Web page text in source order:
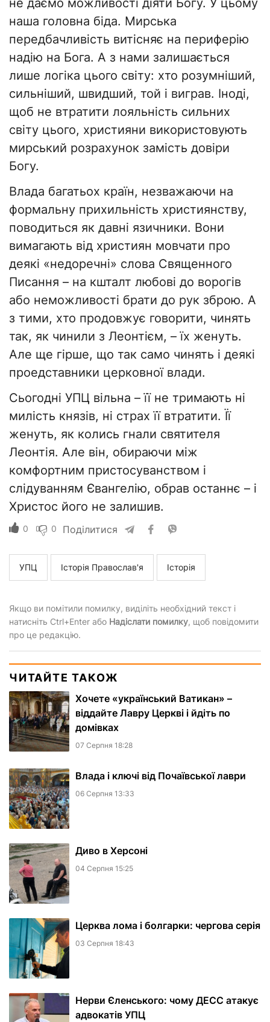
не даємо можливості діяти Богу. У цьому
наша головна біда. Мирська
передбачливість витісняє на периферію
надію на Бога. А з нами залишається
лише логіка цього світу: хто розумніший,
сильніший, швидший, той і виграв. Іноді,
щоб не втратити лояльність сильних
світу цього, християни використовують
мирський розрахунок замість довіри
Богу.
Влада багатьох країн, незважаючи на
формальну прихильність християнству,
поводиться як давні язичники. Вони
вимагають від християн мовчати про
деякі «недоречні» слова Священного
Писання – на кшталт любові до ворогів
або неможливості брати до рук зброю. А
з тими, хто продовжує говорити, чинять
так, як чинили з Леонтієм, – їх женуть.
Але ще гірше, що так само чинять і деякі
проедставники церковної влади.
Сьогодні УПЦ вільна – її не тримають ні
милість князів, ні страх її втратити. Її
женуть, як колись гнали святителя
Леонтія. Але він, обираючи між
комфортним пристосуванством і
слідуванням Євангелію, обрав останнє – і
Христос його не залишив.
0 0 Поділитися
УПЦ Історія Православ'я Історія
Якщо ви помітили помилку, виділіть необхідний текст і
натисніть Ctrl+Enter або Надіслати помилку, щоб повідомити
про це редакцію.
ЧИТАЙТЕ ТАКОЖ
Хочете «український Ватикан» –
віддайте Лавру Церкві і йдіть по
домівках
07 Серпня 18:28
Влада і ключі від Почаївської лаври
06 Серпня 13:33
Диво в Херсоні
04 Серпня 15:25
Церква лома і болгарки: чергова серія
03 Серпня 18:43
Нерви Єленського: чому ДЕСС атакує
адвокатів УПЦ